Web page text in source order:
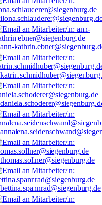
ilona.schlauderer@siegenburg.de
ann-
thomas.sollner@siegenburg.de
bettina.spannrad@siegenburg.de